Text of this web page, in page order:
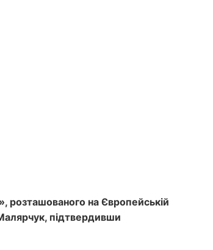
розташованого на Європейській
підтвердивши